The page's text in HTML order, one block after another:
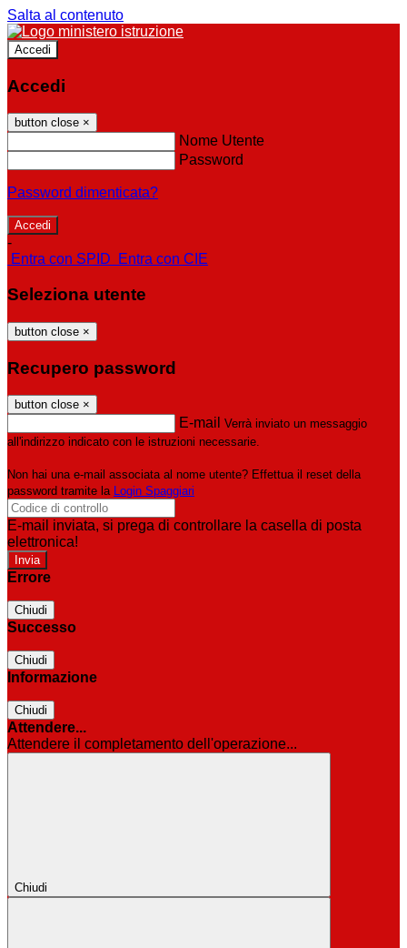
Salta al contenuto
Accedi
Accedi
button close ×
Nome Utente
Password
Password dimenticata?
-
Entra con SPID
Entra con CIE
Seleziona utente
button close ×
Recupero password
button close ×
E-mail Verrà inviato un messaggio
all'indirizzo indicato con le istruzioni necessarie.
Non hai una e-mail associata al nome utente? Effettua il reset della
password tramite la Login Spaggiari
E-mail inviata, si prega di controllare la casella di posta
elettronica!
Errore
Chiudi
Successo
Chiudi
Informazione
Chiudi
Attendere...
Attendere il completamento dell'operazione...
Chiudi